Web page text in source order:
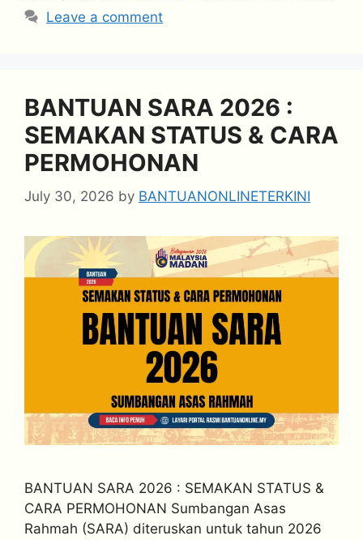
Leave a comment
BANTUAN SARA 2026 :
SEMAKAN STATUS & CARA
PERMOHONAN
July 30, 2026 by BANTUANONLINETERKINI
BANTUAN SARA 2026 : SEMAKAN STATUS &
CARA PERMOHONAN Sumbangan Asas
Rahmah (SARA) diteruskan untuk tahun 2026